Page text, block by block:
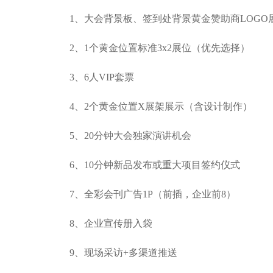
1、大会背景板、签到处背景黄金赞助商LOGO
2、1个黄金位置标准3x2展位（优先选择）
3、6人VIP套票
4、2个黄金位置X展架展示（含设计制作）
5、20分钟大会独家演讲机会
6、10分钟新品发布或重大项目签约仪式
7、全彩会刊广告1P（前插，企业前8）
8、企业宣传册入袋
9、现场采访+多渠道推送